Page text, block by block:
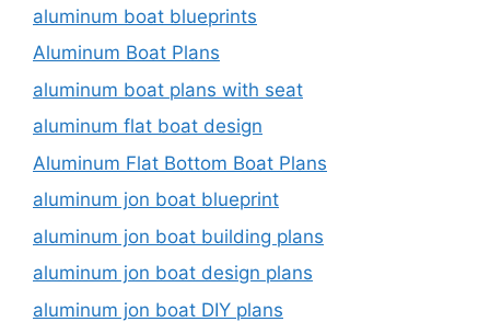
aluminum boat blueprints
Aluminum Boat Plans
aluminum boat plans with seat
aluminum flat boat design
Aluminum Flat Bottom Boat Plans
aluminum jon boat blueprint
aluminum jon boat building plans
aluminum jon boat design plans
aluminum jon boat DIY plans